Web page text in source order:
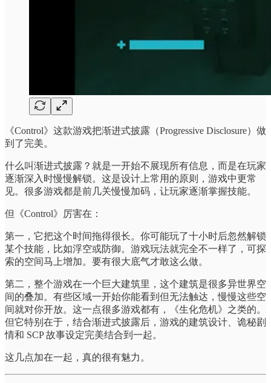
《Control》这款游戏把渐进式披露（Progressive Disclosure）做
到了完美。
什么叫渐进式披露？就是一开始不展现所有信息，而是在玩家
逐渐深入时慢慢解锁。这是设计上常用的原则，游戏中更常
见。很多游戏都是前几关慢慢加码，让玩家逐渐掌握技能。
但《Control》厉害在：
第一，它把这个时间拖得很长。你可能玩了十小时后忽然解锁
某个技能，比如浮空或防御。游戏玩法就完全不一样了，可探
索的空间马上增加。要有很大底气才敢这么做。
第二，整个游戏在一个巨大建筑里，这个建筑是很多异世界空
间的叠加。有些区域一开始你能看到但无法触达，慢慢这些空
间就对你开放。这一点很多游戏都有，《生化危机》之类的。
但它特别在于，结合渐进式披露后，游戏的建筑设计、诡秘剧
情和 SCP 故事设定完美结合到一起。
这几点加在一起，真的很有魅力。